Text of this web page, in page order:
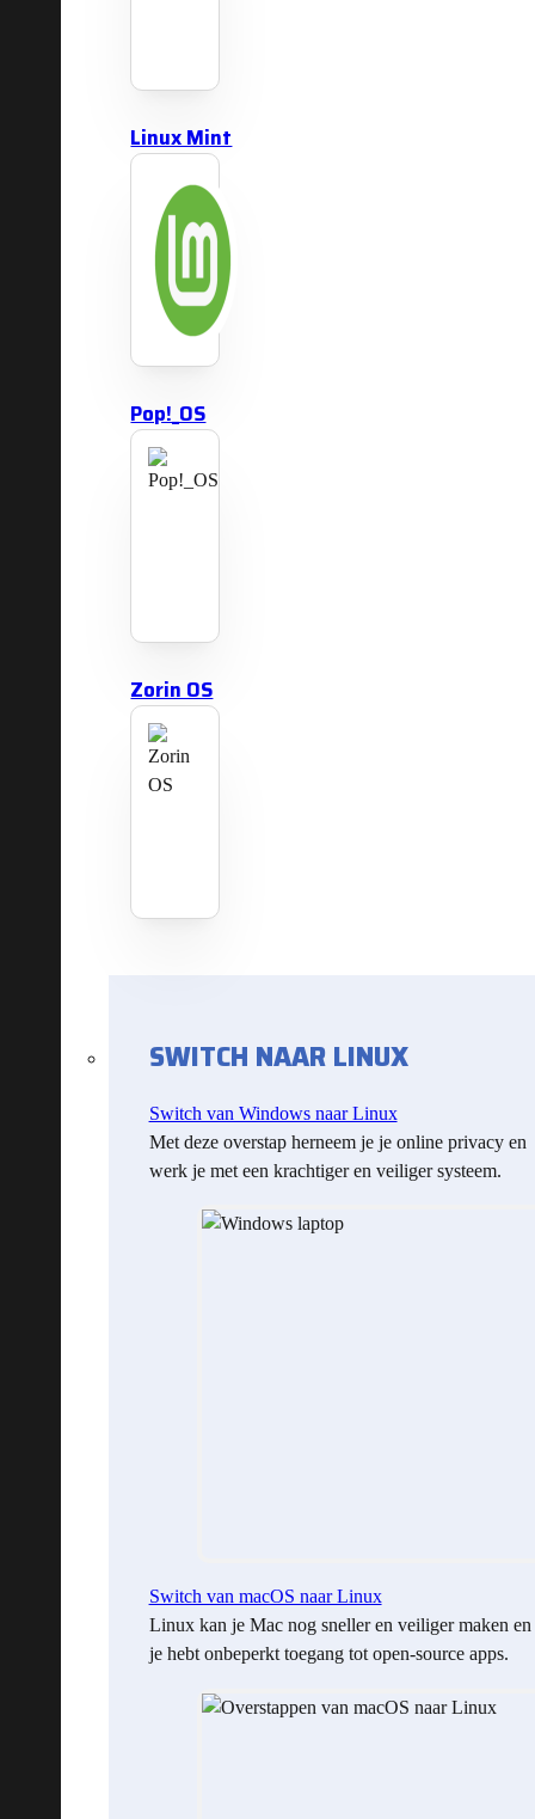
Linux Mint
Pop!_OS
Zorin OS
SWITCH NAAR LINUX
Switch van Windows naar Linux
Met deze overstap herneem je je online privacy en
werk je met een krachtiger en veiliger systeem.
Switch van macOS naar Linux
Linux kan je Mac nog sneller en veiliger maken en
je hebt onbeperkt toegang tot open-source apps.